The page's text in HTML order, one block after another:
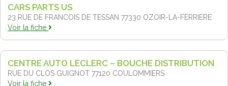
CARS PARTS US
23 RUE DE FRANCOIS DE TESSAN 77330 OZOIR-LA-FERRIERE
Voir la fiche
CENTRE AUTO LECLERC – BOUCHE DISTRIBUTION
RUE DU CLOS GUIGNOT 77120 COULOMMIERS
Voir la fiche